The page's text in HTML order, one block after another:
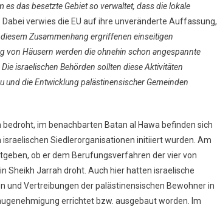
das besetzte Gebiet so verwaltet, dass die lokale
Dabei verwies die EU auf ihre unveränderte Auffassung,
Zusammenhang ergriffenen einseitigen
von Häusern werden die ohnehin schon angespannte
israelischen Behörden sollten diese Aktivitäten
und die Entwicklung palästinensischer Gemeinden
im benachbarten Batan al Hawa befinden sich
Siedlerorganisationen initiiert wurden. Am
ob er dem Berufungsverfahren der vier von
Sheikh Jarrah droht. Auch hier hatten israelische
und Vertreibungen der palästinensischen Bewohner in
errichtet bzw. ausgebaut worden. Im